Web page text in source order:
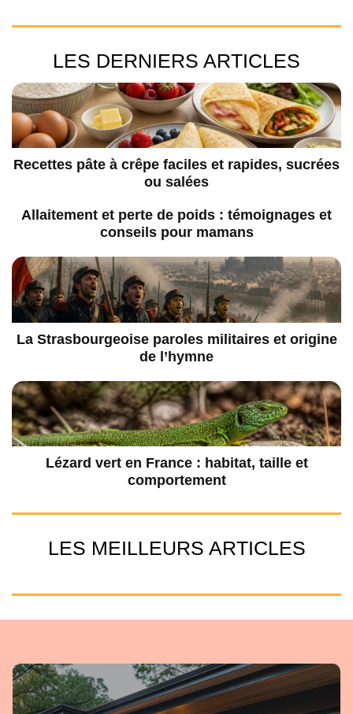
LES DERNIERS ARTICLES
Recettes pâte à crêpe faciles et rapides, sucrées
ou salées
Allaitement et perte de poids : témoignages et
conseils pour mamans
La Strasbourgeoise paroles militaires et origine
de l’hymne
Lézard vert en France : habitat, taille et
comportement
LES MEILLEURS ARTICLES